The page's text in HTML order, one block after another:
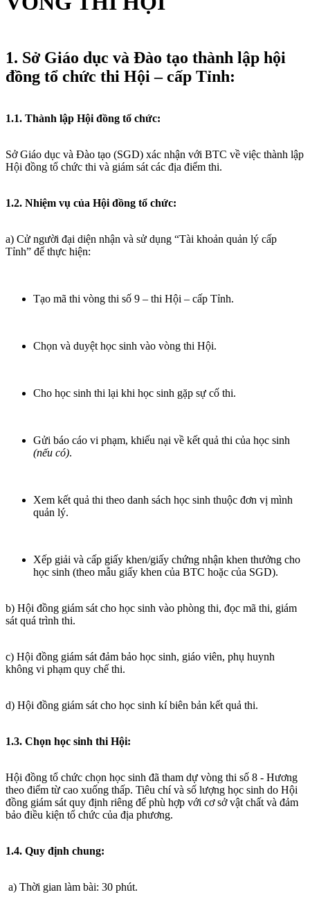
1. Sở Giáo dục và Đào tạo thành lập hội
đồng tổ chức thi Hội – cấp Tỉnh:
1.1. Thành lập Hội đồng tổ chức:
Sở Giáo dục và Đào tạo (SGD) xác nhận với BTC về việc thành lập
Hội đồng tổ chức thi và giám sát các địa điểm thi.
1.2. Nhiệm vụ của Hội đồng tổ chức:
a) Cử người đại diện nhận và sử dụng “Tài khoản quản lý cấp
Tỉnh” để thực hiện:
Tạo mã thi vòng thi số 9 – thi Hội – cấp Tỉnh.
Chọn và duyệt học sinh vào vòng thi Hội.
Cho học sinh thi lại khi học sinh gặp sự cố thi.
Gửi báo cáo vi phạm, khiếu nại về kết quả thi của học sinh
(nếu có).
Xem kết quả thi theo danh sách học sinh thuộc đơn vị mình
quản lý.
Xếp giải và cấp giấy khen/giấy chứng nhận khen thưởng cho
học sinh (theo mẫu giấy khen của BTC hoặc của SGD).
b) Hội đồng giám sát cho học sinh vào phòng thi, đọc mã thi, giám
sát quá trình thi.
c) Hội đồng giám sát đảm bảo học sinh, giáo viên, phụ huynh
không vi phạm quy chế thi.
d) Hội đồng giám sát cho học sinh kí biên bản kết quả thi.
1.3. Chọn học sinh thi Hội:
Hội đồng tổ chức chọn học sinh đã tham dự vòng thi số 8 - Hương
theo điểm từ cao xuống thấp. Tiêu chí và số lượng học sinh do Hội
đồng giám sát quy định riêng để phù hợp với cơ sở vật chất và đảm
bảo điều kiện tổ chức của địa phương.
1.4. Quy định chung:
a) Thời gian làm bài: 30 phút.